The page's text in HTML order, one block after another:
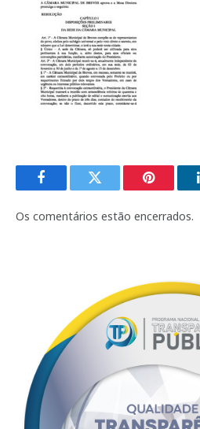
FacebookTwitter Pinterest
Os comentários estão encerrados.